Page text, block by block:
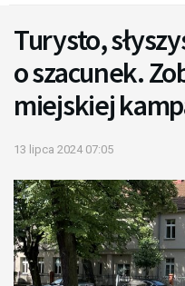
Turysto,
o szacunek.
miejskiej
13 lipca 2024 07:05